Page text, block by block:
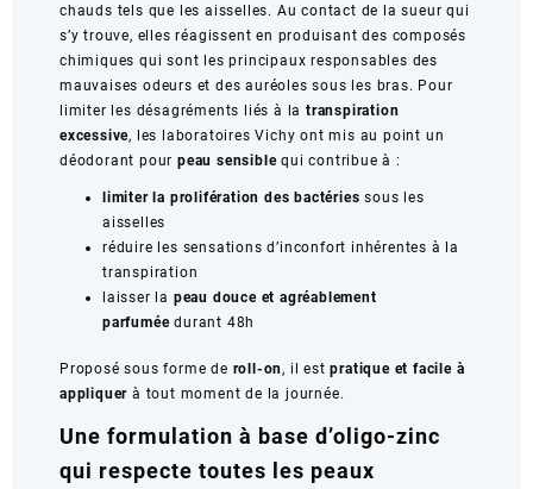
chauds tels que les aisselles. Au contact de la sueur qui
s’y trouve, elles réagissent en produisant des composés
chimiques qui sont les principaux responsables des
mauvaises odeurs et des auréoles sous les bras. Pour
limiter les désagréments liés à latranspiration
excessive, les laboratoires Vichy ont mis au point un
déodorant pourpeau sensiblequi contribue à :
limiter la prolifération des bactéries sous les
aisselles
réduire les sensations d’inconfort inhérentes à la
transpiration
laisser la peau douce et agréablement
parfuméedurant 48h
Proposé sous forme de roll-on, il estpratique et facile à
appliquer à tout moment de la journée.
Une formulation à base d’oligo-zinc
qui respecte toutes les peaux